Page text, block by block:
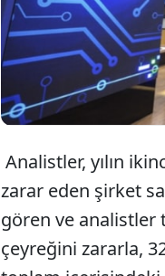
Analistler, yılın
zarar eden şirket
gören ve analistler
çeyreğini zararla,